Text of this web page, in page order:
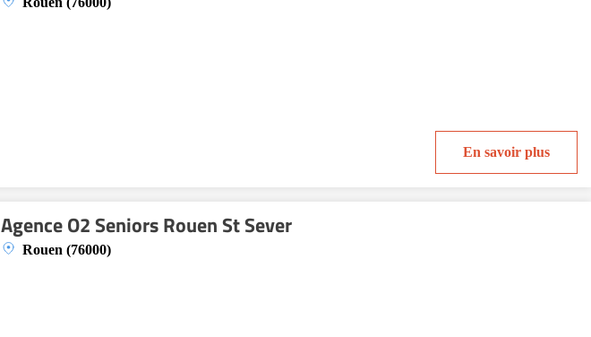
En savoir plus
Agence O2 Seniors Rouen St Sever
Rouen (76000)